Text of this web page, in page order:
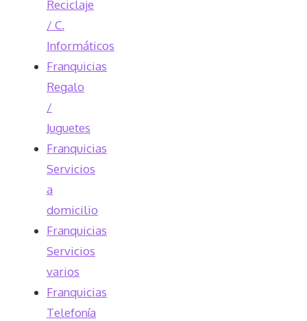
Reciclaje
/ C.
Informáticos
Franquicias
Regalo
/
Juguetes
Franquicias
Servicios
a
domicilio
Franquicias
Servicios
varios
Franquicias
Telefonía